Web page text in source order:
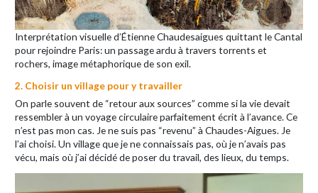
Interprétation visuelle d’Étienne Chaudesaigues quittant le Cantal
pour rejoindre Paris: un passage ardu à travers torrents et
rochers, image métaphorique de son exil.
2. Choisir un village pour y travailler
On parle souvent de “retour aux sources” comme si la vie devait
ressembler à un voyage circulaire parfaitement écrit à l’avance. Ce
n’est pas mon cas. Je ne suis pas “revenu” à Chaudes-Aigues. Je
l’ai choisi. Un village que je ne connaissais pas, où je n’avais pas
vécu, mais où j’ai décidé de poser du travail, des lieux, du temps.